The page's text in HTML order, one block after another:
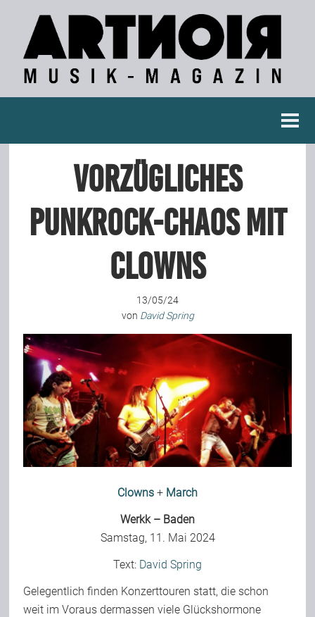
Konzertberichte
Fotoreportagen
Bild-Archiv
Rezensionen
Musik
Kontakt
Vorzügliches
Punkrock-Chaos mit
Clowns
13/05/24
von David Spring
Clowns + March
Werkk – Baden
Samstag, 11. Mai 2024
Text: David Spring
Gelegentlich finden Konzerttouren statt, die schon
weit im Voraus dermassen viele Glückshormone